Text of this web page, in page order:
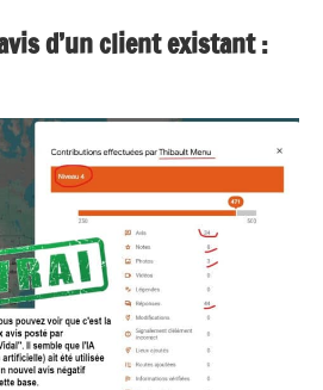
d’un client existant :